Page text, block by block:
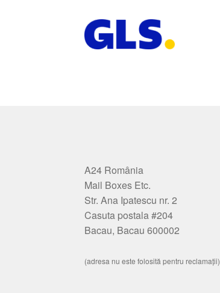
A24 România
Mail Boxes Etc.
Str. Ana Ipatescu nr. 2
Casuta postala #204
Bacau, Bacau 600002
(adresa nu este folosită pentru reclamații)